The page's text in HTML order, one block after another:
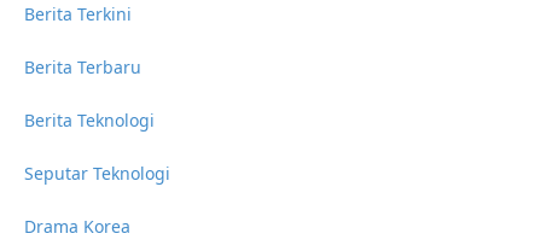
Berita Terkini
Berita Terbaru
Berita Teknologi
Seputar Teknologi
Drama Korea